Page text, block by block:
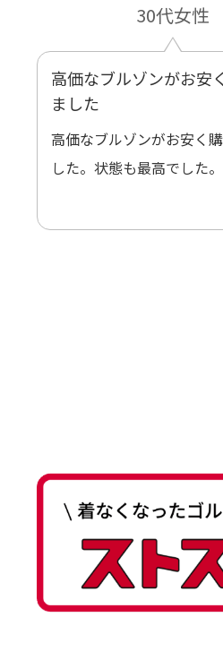
30代女性
高価なブルゾンがお安
ました
高価なブルゾンがお安く
した。状態も最高でした。